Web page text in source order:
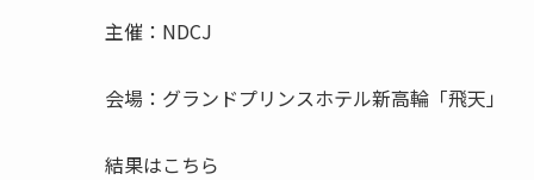
主催：NDCJ
会場：グランドプリンスホテル新高輪「飛天」
結果はこちら